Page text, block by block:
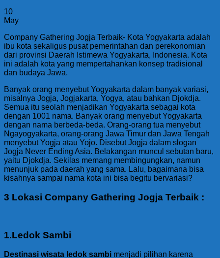
10
May
Company Gathering Jogja Terbaik- Kota Yogyakarta adalah
ibu kota sekaligus pusat pemerintahan dan perekonomian
dari provinsi Daerah Istimewa Yogyakarta, Indonesia. Kota
ini adalah kota yang mempertahankan konsep tradisional
dan budaya Jawa.
Banyak orang menyebut Yogyakarta dalam banyak variasi,
misalnya Jogja, Jogjakarta, Yogya, atau bahkan Djokdja.
Semua itu seolah menjadikan Yogyakarta sebagai kota
dengan 1001 nama. Banyak orang menyebut Yogyakarta
dengan nama berbeda-beda. Orang-orang tua menyebut
Ngayogyakarta, orang-orang Jawa Timur dan Jawa Tengah
menyebut Yogja atau Yojo. Disebut Jogja dalam slogan
Jogja Never Ending Asia. Belakangan muncul sebutan baru,
yaitu Djokdja. Sekilas memang membingungkan, namun
menunjuk pada daerah yang sama. Lalu, bagaimana bisa
kisahnya sampai nama kota ini bisa begitu bervariasi?
3 Lokasi Company Gathering Jogja Terbaik :
1.Ledok Sambi
Destinasi wisata ledok sambi menjadi pilihan karena